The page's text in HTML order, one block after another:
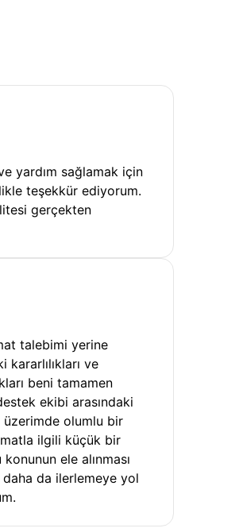
yardım sağlamak için
teşekkür ediyorum.
gerçekten
talebimi yerine
ve
beni tamamen
ekibi arasındaki
olumlu bir
ilgili küçük bir
ele alınması
da ilerlemeye yol